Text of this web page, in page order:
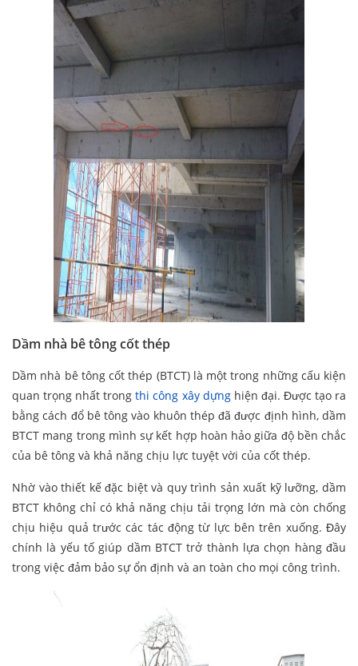
Dầm nhà bê tông cốt thép
Dầm nhà bê tông cốt thép (BTCT) là một trong những cấu kiện
quan trọng nhất trongthi công xây dựnghiện đại. Được tạo ra
bằng cách đổ bê tông vào khuôn thép đã được định hình, dầm
BTCT mang trong mình sự kết hợp hoàn hảo giữa độ bền chắc
của bê tông và khả năng chịu lực tuyệt vời của cốt thép.
Nhờ vào thiết kế đặc biệt và quy trình sản xuất kỹ lưỡng, dầm
BTCT không chỉ có khả năng chịu tải trọng lớn mà còn chống
chịu hiệu quả trước các tác động từ lực bên trên xuống. Đây
chính là yếu tố giúp dầm BTCT trở thành lựa chọn hàng đầu
trong việc đảm bảo sự ổn định và an toàn cho mọi công trình.